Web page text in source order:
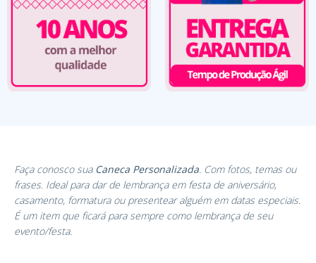
Faça conosco sua Caneca Personalizada . Com fotos, temas ou
frases. Ideal para dar de lembrança em festa de aniversário,
casamento, formatura ou presentear alguém em datas especiais.
É um item que ficará para sempre como lembrança de seu
evento/festa.